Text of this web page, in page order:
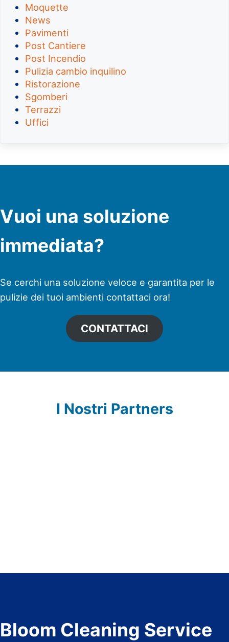
Moquette
News
Pavimenti
Post Cantiere
Post Incendio
Pulizia cambio inquilino
Ristorazione
Sgomberi
Terrazzi
Uffici
Vuoi una soluzione
immediata?
Se cerchi una soluzione veloce e garantita per le
pulizie dei tuoi ambienti contattaci ora!
CONTATTACI
I Nostri Partners
Bloom Cleaning Service